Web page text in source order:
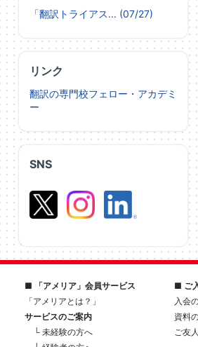
SNS
「翻訳トライアス... (07/27)
リンク
翻訳の専門校フェロー・アカデミ
ー
■ 「アメリア」会員サービス
「アメリアとは？」
サービスのご案内
└ 未経験の方へ
■ ご
入会
資料
ご友